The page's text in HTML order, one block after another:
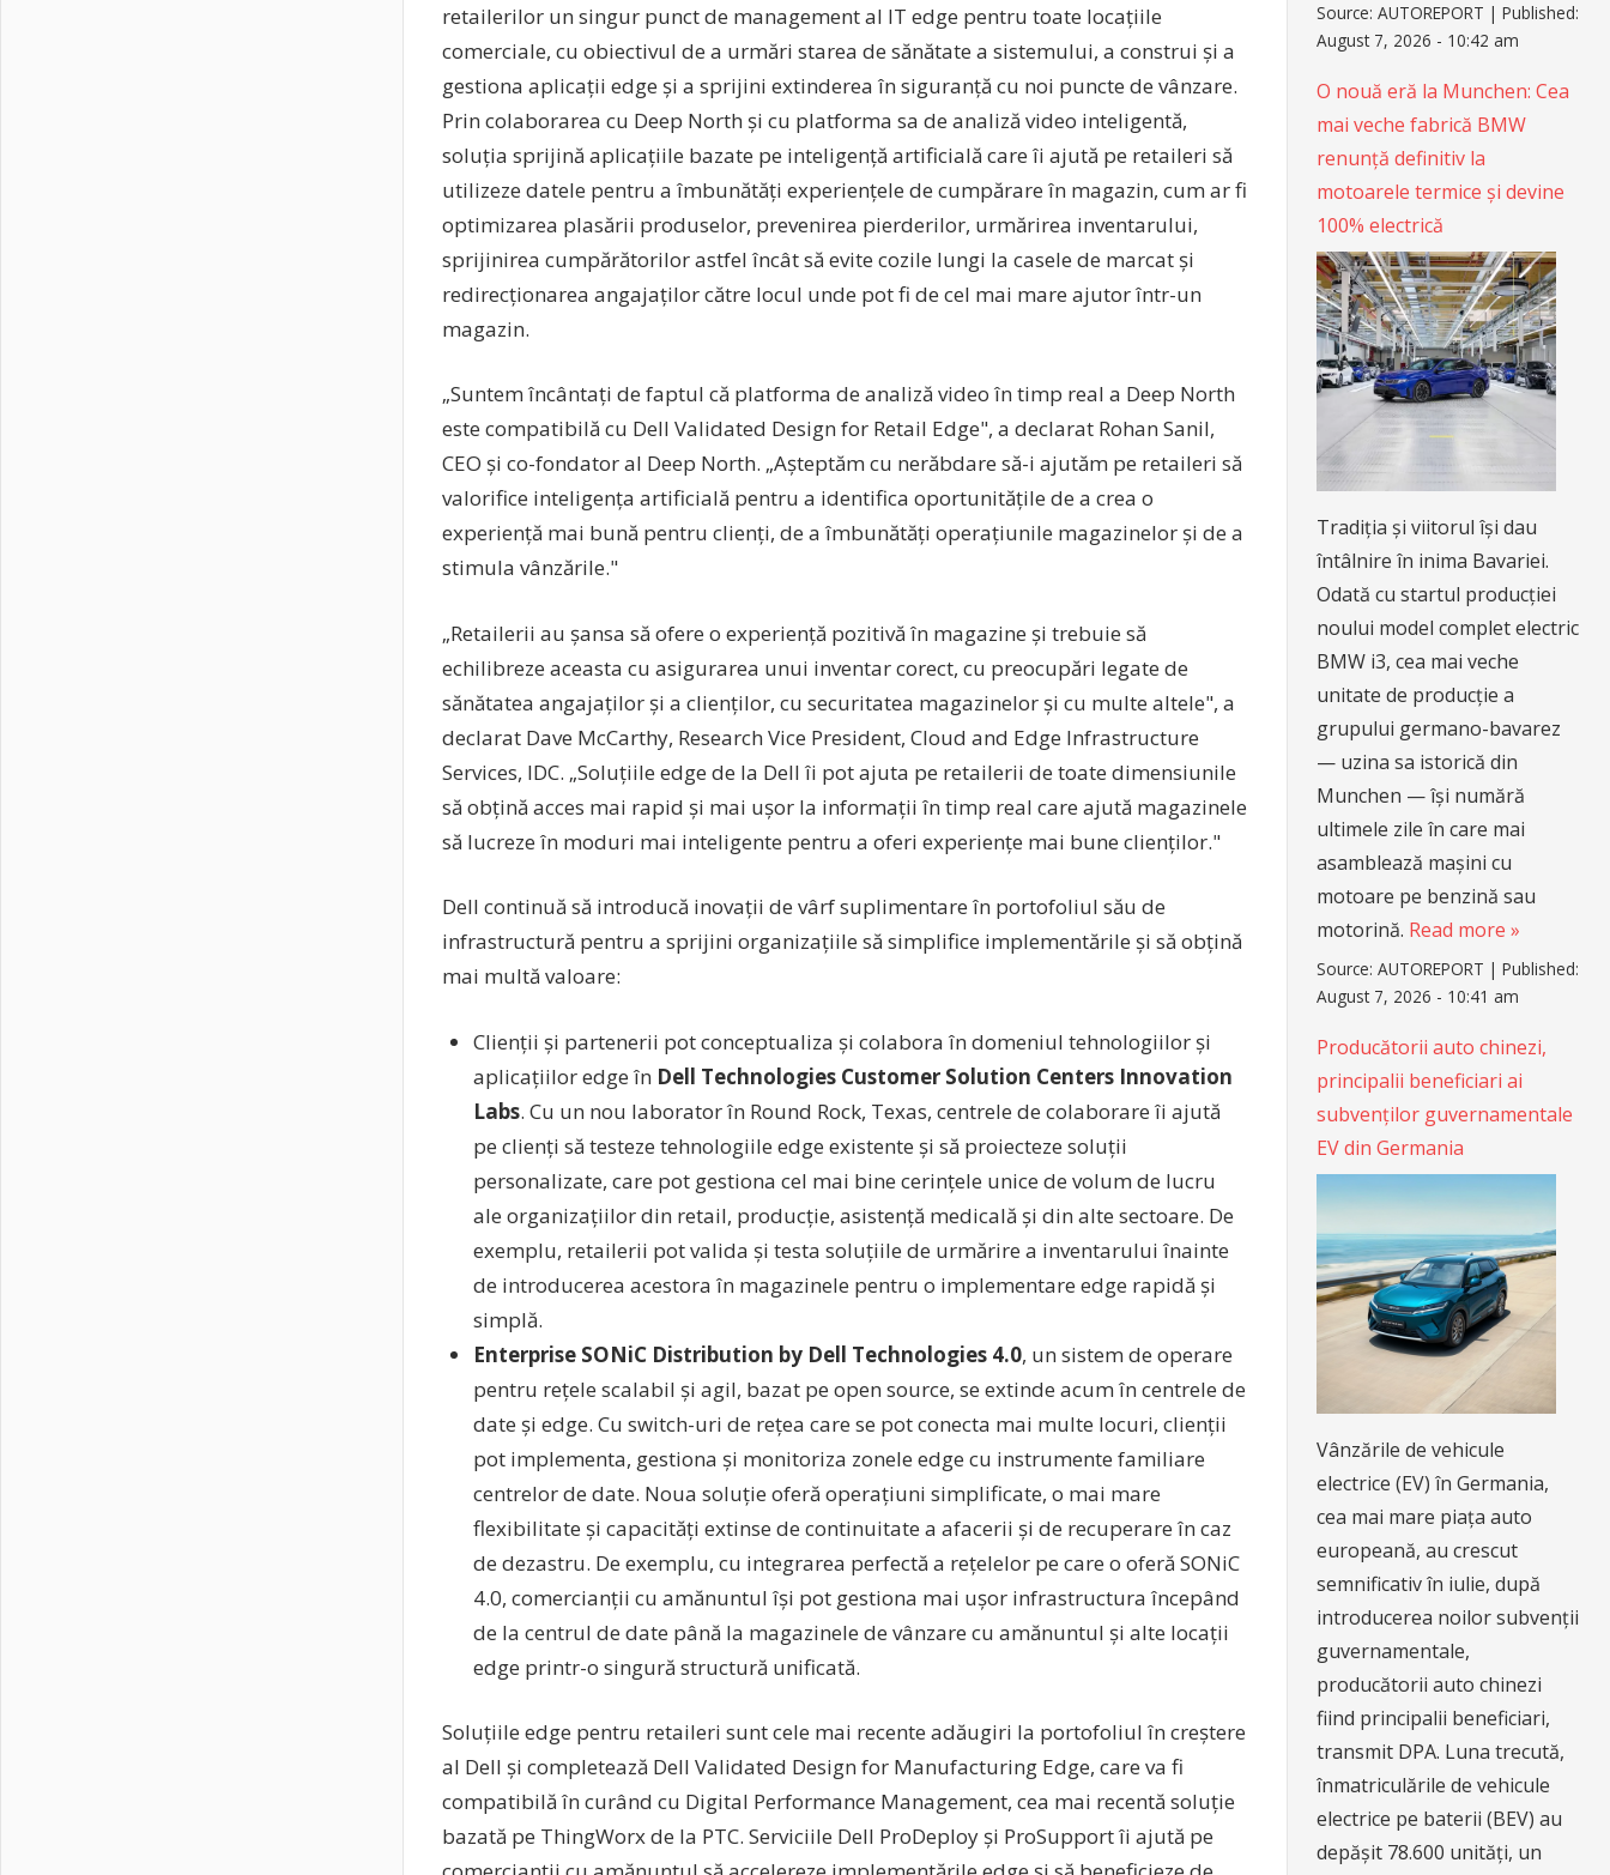
retailerilor un singur punct de management al IT edge pentru toate locațiile
comerciale, cu obiectivul de a urmări starea de sănătate a sistemului, a construi și a
gestiona aplicații edge și a sprijini extinderea în siguranță cu noi puncte de vânzare.
Prin colaborarea cu Deep North și cu platforma sa de analiză video inteligentă,
soluția sprijină aplicațiile bazate pe inteligență artificială care îi ajută pe retaileri să
utilizeze datele pentru a îmbunătăți experiențele de cumpărare în magazin, cum ar fi
optimizarea plasării produselor, prevenirea pierderilor, urmărirea inventarului,
sprijinirea cumpărătorilor astfel încât să evite cozile lungi la casele de marcat și
redirecționarea angajaților către locul unde pot fi de cel mai mare ajutor într-un
magazin.
„Suntem încântați de faptul că platforma de analiză video în timp real a Deep North
este compatibilă cu Dell Validated Design for Retail Edge", a declarat Rohan Sanil,
CEO și co-fondator al Deep North. „Așteptăm cu nerăbdare să-i ajutăm pe retaileri să
valorifice inteligența artificială pentru a identifica oportunitățile de a crea o
experiență mai bună pentru clienți, de a îmbunătăți operațiunile magazinelor și de a
stimula vânzările."
„Retailerii au șansa să ofere o experiență pozitivă în magazine și trebuie să
echilibreze aceasta cu asigurarea unui inventar corect, cu preocupări legate de
sănătatea angajaților și a clienților, cu securitatea magazinelor și cu multe altele", a
declarat Dave McCarthy, Research Vice President, Cloud and Edge Infrastructure
Services, IDC. „Soluțiile edge de la Dell îi pot ajuta pe retailerii de toate dimensiunile
să obțină acces mai rapid și mai ușor la informații în timp real care ajută magazinele
să lucreze în moduri mai inteligente pentru a oferi experiențe mai bune clienților."
Dell continuă să introducă inovații de vârf suplimentare în portofoliul său de
infrastructură pentru a sprijini organizațiile să simplifice implementările și să obțină
mai multă valoare:
Clienții și partenerii pot conceptualiza și colabora în domeniul tehnologiilor și
aplicațiilor edge în Dell Technologies Customer Solution Centers Innovation
Labs. Cu un nou laborator în Round Rock, Texas, centrele de colaborare îi ajută
pe clienți să testeze tehnologiile edge existente și să proiecteze soluții
personalizate, care pot gestiona cel mai bine cerințele unice de volum de lucru
ale organizațiilor din retail, producție, asistență medicală și din alte sectoare. De
exemplu, retailerii pot valida și testa soluțiile de urmărire a inventarului înainte
de introducerea acestora în magazinele pentru o implementare edge rapidă și
simplă.
Enterprise SONiC Distribution by Dell Technologies 4.0, un sistem de operare
pentru rețele scalabil și agil, bazat pe open source, se extinde acum în centrele de
date și edge. Cu switch-uri de rețea care se pot conecta mai multe locuri, clienții
pot implementa, gestiona și monitoriza zonele edge cu instrumente familiare
centrelor de date. Noua soluție oferă operațiuni simplificate, o mai mare
flexibilitate și capacități extinse de continuitate a afacerii și de recuperare în caz
de dezastru. De exemplu, cu integrarea perfectă a rețelelor pe care o oferă SONiC
4.0, comercianții cu amănuntul își pot gestiona mai ușor infrastructura începând
de la centrul de date până la magazinele de vânzare cu amănuntul și alte locații
edge printr-o singură structură unificată.
Soluțiile edge pentru retaileri sunt cele mai recente adăugiri la portofoliul în creștere
al Dell și completează Dell Validated Design for Manufacturing Edge, care va fi
compatibilă în curând cu Digital Performance Management, cea mai recentă soluție
bazată pe ThingWorx de la PTC. Serviciile Dell ProDeploy și ProSupport îi ajută pe
Source:AUTOREPORT |Published:
August 7, 2026 - 10:42 am
O nouă eră la Munchen: Cea
mai veche fabrică BMW
renunță definitiv la
motoarele termice și devine
100% electrică
Tradiția și viitorul își dau
întâlnire în inima Bavariei.
Odată cu startul producției
noului model complet electric
BMW i3, cea mai veche
unitate de producție a
grupului germano-bavarez
— uzina sa istorică din
Munchen — își numără
ultimele zile în care mai
asamblează mașini cu
motoare pe benzină sau
motorină. Read more »
Source:AUTOREPORT |Published:
August 7, 2026 - 10:41 am
Producătorii auto chinezi,
principalii beneficiari ai
subvenților guvernamentale
EV din Germania
Vânzările de vehicule
electrice (EV) în Germania,
cea mai mare piața auto
europeană, au crescut
semnificativ în iulie, după
introducerea noilor subvenții
guvernamentale,
producătorii auto chinezi
fiind principalii beneficiari,
transmit DPA. Luna trecută,
înmatriculările de vehicule
electrice pe baterii (BEV) au
depășit 78.600 unități, un